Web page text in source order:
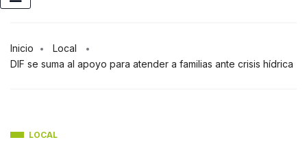
Inicio
Local
DIF se suma al apoyo para atender a familias ante crisis hídrica
LOCAL